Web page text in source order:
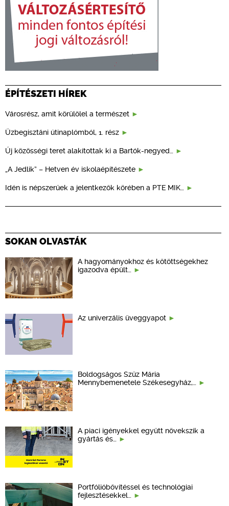
ÉPÍTÉSZETI HÍREK
Városrész, amit körülölel a természet
Üzbegisztáni útinaplómból, 1. rész
Új közösségi teret alakítottak ki a Bartók-negyed…
„A Jedlik” – Hetven év iskolaépítészete
Idén is népszerűek a jelentkezők körében a PTE MIK…
SOKAN OLVASTÁK
A hagyományokhoz és kötöttségekhez
igazodva épült…
Az univerzális üveggyapot
Boldogságos Szűz Mária
Mennybemenetele Székesegyház,…
A piaci igényekkel együtt növekszik a
gyártás és…
Portfólióbővítéssel és technológiai
fejlesztésekkel…